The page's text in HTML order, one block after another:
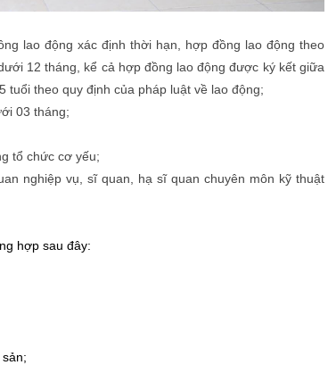
lao động xác định thời hạn, hợp đồng lao động theo
12 tháng, kể cả hợp đồng lao động được ký kết giữa
theo quy định của pháp luật về lao động;
03 tháng;
tổ chức cơ yếu;
nghiệp vụ, sĩ quan, hạ sĩ quan chuyên môn kỹ thuật
hợp sau đây: